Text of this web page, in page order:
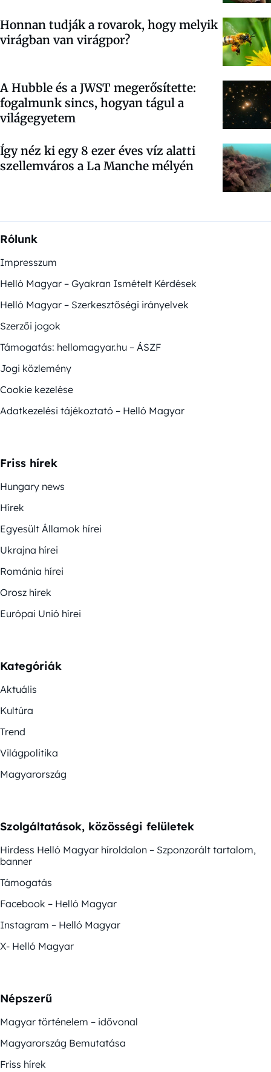
Honnan tudják a rovarok, hogy melyik
virágban van virágpor?
A Hubble és a JWST megerősítette:
fogalmunk sincs, hogyan tágul a
világegyetem
Így néz ki egy 8 ezer éves víz alatti
szellemváros a La Manche mélyén
Rólunk
Impresszum
Helló Magyar – Gyakran Ismételt Kérdések
Helló Magyar – Szerkesztőségi irányelvek
Szerzői jogok
Támogatás: hellomagyar.hu – ÁSZF
Jogi közlemény
Cookie kezelése
Adatkezelési tájékoztató – Helló Magyar
Friss hírek
Hungary news
Hírek
Egyesült Államok hírei
Ukrajna hírei
Románia hírei
Orosz hírek
Európai Unió hírei
Kategóriák
Aktuális
Kultúra
Trend
Világpolitika
Magyarország
Szolgáltatások, közösségi felületek
Hirdess Helló Magyar híroldalon – Szponzorált tartalom,
banner
Támogatás
Facebook – Helló Magyar
Instagram – Helló Magyar
X- Helló Magyar
Népszerű
Magyar történelem – idővonal
Magyarország Bemutatása
Friss hírek